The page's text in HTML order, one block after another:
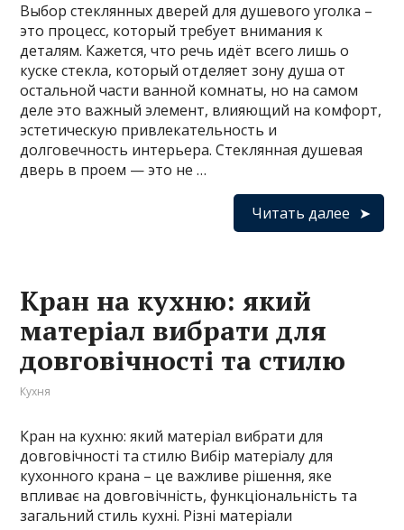
Выбор стеклянных дверей для душевого уголка –
это процесс, который требует внимания к
деталям. Кажется, что речь идёт всего лишь о
куске стекла, который отделяет зону душа от
остальной части ванной комнаты, но на самом
деле это важный элемент, влияющий на комфорт,
эстетическую привлекательность и
долговечность интерьера. Стеклянная душевая
дверь в проем — это не …
Читать далее
Кран на кухню: який
матеріал вибрати для
довговічності та стилю
Кухня
Кран на кухню: який матеріал вибрати для
довговічності та стилю Вибір матеріалу для
кухонного крана – це важливе рішення, яке
впливає на довговічність, функціональність та
загальний стиль кухні. Різні матеріали